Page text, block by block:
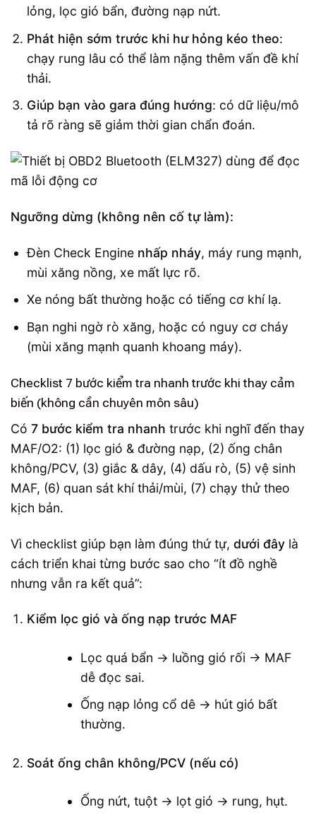
lỏng, lọc gió bẩn, đường nạp nứt.
Phát hiện sớm trước khi hư hỏng kéo theo:
chạy rung lâu có thể làm nặng thêm vấn đề khí
thải.
Giúp bạn vào gara đúng hướng: có dữ liệu/mô
tả rõ ràng sẽ giảm thời gian chẩn đoán.
Ngưỡng dừng (không nên cố tự làm):
Đèn Check Engine nhấp nháy, máy rung mạnh,
mùi xăng nồng, xe mất lực rõ.
Xe nóng bất thường hoặc có tiếng cơ khí lạ.
Bạn nghi ngờ rò xăng, hoặc có nguy cơ cháy
(mùi xăng mạnh quanh khoang máy).
Checklist 7 bước kiểm tra nhanh trước khi thay cảm
biến (không cần chuyên môn sâu)
Có 7 bước kiểm tra nhanh trước khi nghĩ đến thay
MAF/O2: (1) lọc gió & đường nạp, (2) ống chân
không/PCV, (3) giắc & dây, (4) dấu rò, (5) vệ sinh
MAF, (6) quan sát khí thải/mùi, (7) chạy thử theo
kịch bản.
Vì checklist giúp bạn làm đúng thứ tự, dưới đây là
cách triển khai từng bước sao cho “ít đồ nghề
nhưng vẫn ra kết quả”:
Kiểm lọc gió và ống nạp trước MAF
Lọc quá bẩn → luồng gió rối → MAF
dễ đọc sai.
Ống nạp lỏng cổ dê → hút gió bất
thường.
Soát ống chân không/PCV (nếu có)
Ống nứt, tuột → lọt gió → rung, hụt.